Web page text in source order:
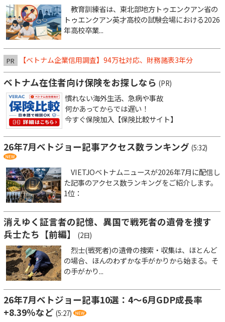
教育訓練省は、東北部地方トゥエンクアン省の
トゥエンクアン英才高校の試験会場における2026
年高校卒業...
PR 【ベトナム企業信用調査】94万社対応、財務諸表3年分
ベトナム在住者向け保険をお探しなら (PR)
慣れない海外生活、急病や事故
何かあってからでは遅い！
今すぐ保険加入【保険比較サイト】
26年7月ベトジョー記事アクセス数ランキング (5:32)
VIETJOベトナムニュースが2026年7月に配信し
た記事のアクセス数ランキングをご紹介します。
1位：
消えゆく証言者の記憶、異国で戦死者の遺骨を捜す
兵士たち【前編】
(2日)
烈士(戦死者)の遺骨の捜索・収集は、ほとんど
の場合、ほんのわずかな手がかりから始まる。そ
の手がかり...
26年7月ベトジョー記事10選：4～6月GDP成長率
+8.39％など (5:27)